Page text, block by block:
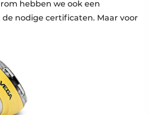
hebben we ook een
nodige certificaten. Maar voor